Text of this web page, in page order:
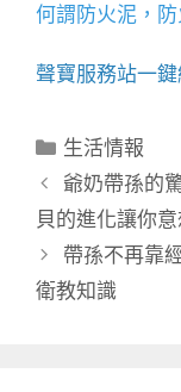
何謂防火泥 ，
聲寶服務站一
分
類
生活情報
爺奶帶孫的
貝的進化讓你意
帶孫不再靠
衛教知識